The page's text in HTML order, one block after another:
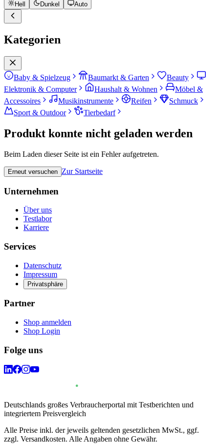
Hell Dunkel Auto
Kategorien
Baby & Spielzeug Baumarkt & Garten
Beauty
Elektronik & Computer
Haushalt & Wohnen
Möbel &
Accessoires
Musikinstrumente Reifen
Schmuck
Sport & Outdoor
Tierbedarf
Produkt konnte nicht geladen werden
Beim Laden dieser Seite ist ein Fehler aufgetreten.
Erneut versuchen Zur Startseite
Unternehmen
Über uns
Testlabor
Karriere
Services
Datenschutz
Impressum
Privatsphäre
Partner
Shop anmelden
Shop Login
Folge uns
Deutschlands großes Verbraucherportal mit Testberichten und
integriertem Preisvergleich
Alle Preise inkl. der jeweils geltenden gesetzlichen MwSt., ggf.
zzgl. Versandkosten. Alle Angaben ohne Gewähr.